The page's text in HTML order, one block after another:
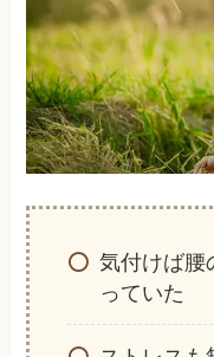
気付けば腰
っていた